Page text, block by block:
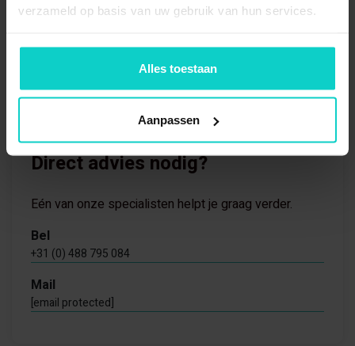
verzameld op basis van uw gebruik van hun services.
Alles toestaan
Aanpassen
Direct advies nodig?
Eén van onze specialisten helpt je graag verder.
Bel
+31 (0) 488 795 084
Mail
[email protected]